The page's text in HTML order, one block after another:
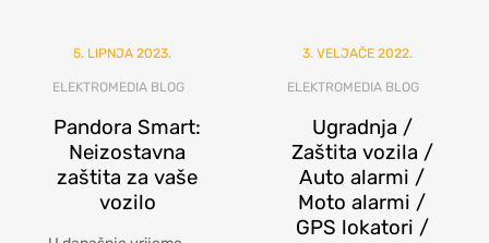
5. LIPNJA 2023.
ELEKTROMEDIA BLOG
Pandora Smart:
Neizostavna
zaštita za vaše
vozilo
3. VELJAČE 2022.
ELEKTROMEDIA BLOG
Ugradnja /
Zaštita vozila /
Auto alarmi /
Moto alarmi /
GPS lokatori /